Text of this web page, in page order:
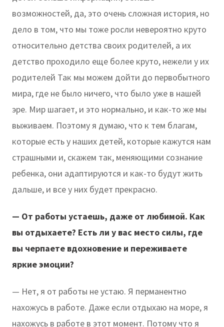
возможностей, да, это очень сложная история, но
дело в том, что мы тоже росли невероятно круто
относительно детства своих родителей, а их
детство проходило еще более круто, нежели у их
родителей Так мы можем дойти до первобытного
мира, где не было ничего, что было уже в нашей
эре. Мир шагает, и это нормально, и как-то же мы
выживаем. Поэтому я думаю, что к тем благам,
которые есть у наших детей, которые кажутся нам
страшными и, скажем так, меняющими сознание
ребенка, они адаптируются и как-то будут жить
дальше, и все у них будет прекрасно.
— От работы устаешь, даже от любимой. Как
вы отдыхаете? Есть ли у вас место силы, где
вы черпаете вдохновение и переживаете
яркие эмоции?
— Нет, я от работы не устаю. Я перманентно
нахожусь в работе. Даже если отдыхаю на море, я
нахожусь в работе в этот момент. Потому что я